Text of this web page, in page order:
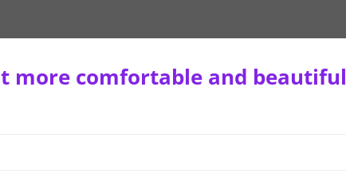
more comfortable and beautiful